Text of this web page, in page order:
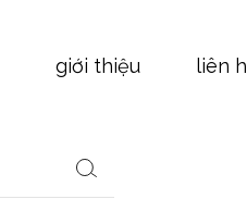
giới thiệu liên